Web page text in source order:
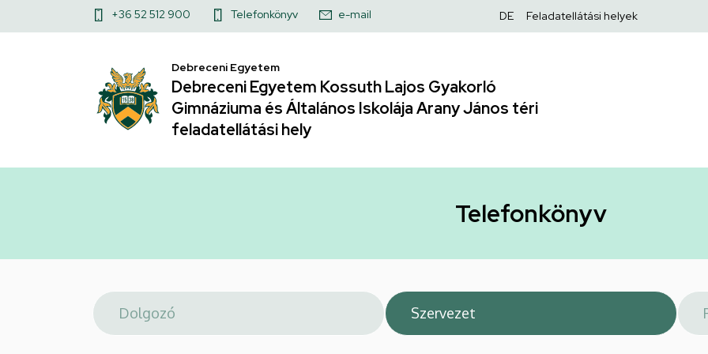
Telefonkönyv
Debreceni
Egyetem
Kossuth
Gimnáziuma
Általános
a
Felső
menü
+36 52 512 900 Telefonkönyv e-mail
Felső
DE Feladatellátási helyek
Debreceni Egyetem
Debreceni Egyetem Kossuth Lajos Gyakorló
Gimnáziuma és Általános Iskolája Arany János téri
feladatellátási hely
Telefonkönyv